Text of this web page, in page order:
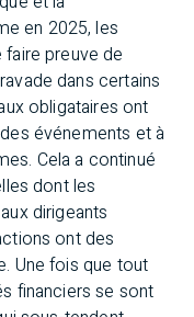
en 2025, les
preuve de
dans certains
obligataires ont
événements et à
Cela a continué
dont les
dirigeants
ont des
Une fois que tout
financiers se sont